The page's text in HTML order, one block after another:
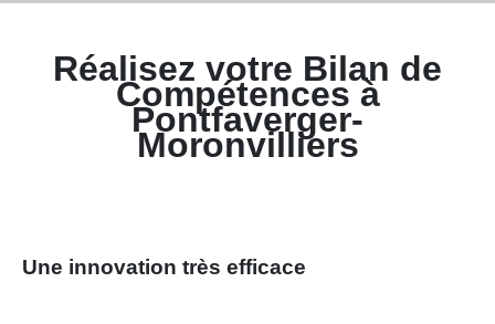
Réalisez votre Bilan de
Compétences à
Pontfaverger-
Moronvilliers
Une innovation très efficace